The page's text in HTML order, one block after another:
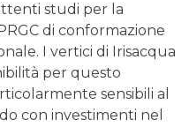
studi per la
di conformazione
I vertici di Irisacqua
per questo
sensibili al
con investimenti nel